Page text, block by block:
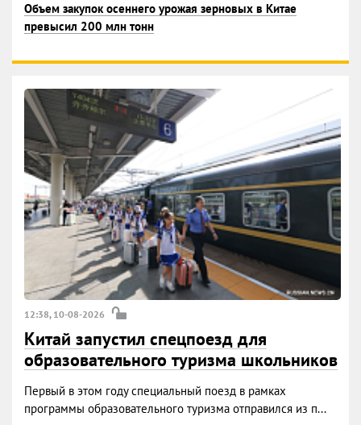
Объем закупок осеннего урожая зерновых в Китае
превысил 200 млн тонн
12:38, 10-08-2026
Китай запустил спецпоезд для
образовательного туризма школьников
Первый в этом году специальный поезд в рамках
программы образовательного туризма отправился из п...